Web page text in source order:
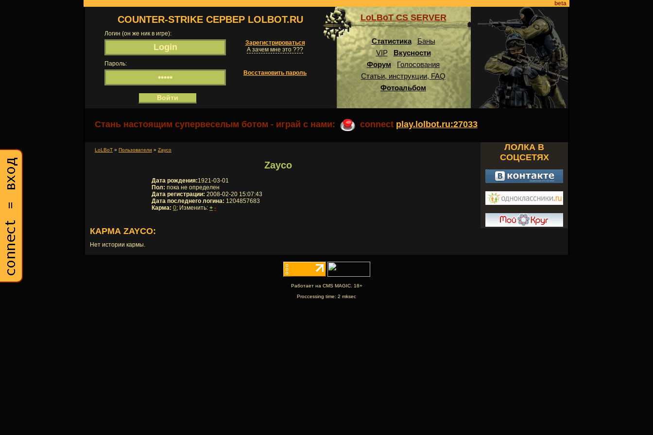
beta
COUNTER-STRIKE СЕРВЕР LOLBOT.RU
Логин (он же ник в игре):
Зарегистрироваться
А зачем мне это ???
Пароль:
Восстановить пароль
LoLBoT CS SERVER
Статистика
Баны
VIP
Вкусности
Форум
Голосования
Статьи, инструкции, FAQ
Фотоальбом
Стань настоящим супервеселым ботом - играй с нами: connect play.lolbot.ru:27033
LoLBoT » Пользователи » Zayco
Zayco
Дата рождения:1921-03-01
Пол: пока не определен
Дата регистрации: 2008-02-20 15:07:43
Дата последнего логина: 1204857683
Карма: 0; Изменить: + -
КАРМА ZAYCO:
Нет истории кармы.
ЛОЛКА В
СОЦСЕТЯХ
Работает на CMS MAGIC. 18+
Proccessing time: 2 mksec